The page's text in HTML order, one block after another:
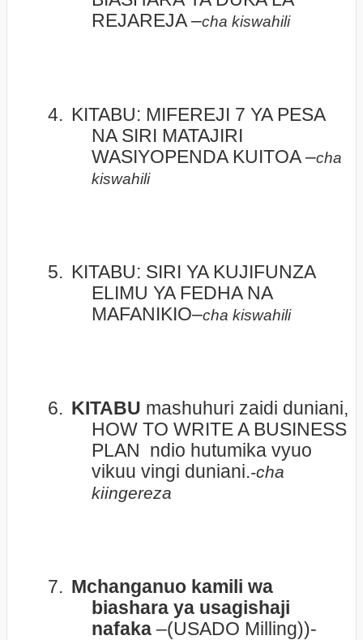
REJAREJA –cha kiswahili
4. KITABU: MIFEREJI 7 YA PESA
NA SIRI MATAJIRI
WASIYOPENDA KUITOA –cha
kiswahili
5. KITABU: SIRI YA KUJIFUNZA
ELIMU YA FEDHA NA
MAFANIKIO–cha kiswahili
6. KITABU mashuhuri zaidi duniani,
HOW TO WRITE A BUSINESS
PLAN ndio hutumika vyuo
vikuu vingi duniani.-cha
kiingereza
7. Mchanganuo kamili wa
biashara ya usagishaji
nafaka –(USADO Milling))-